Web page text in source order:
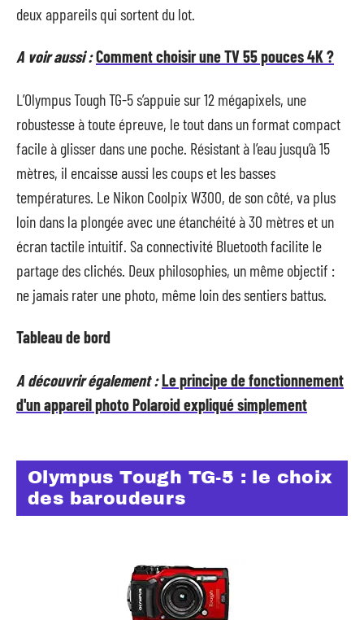
deux appareils qui sortent du lot.
A voir aussi :Comment choisir une TV 55 pouces 4K ?
L’Olympus Tough TG-5 s’appuie sur 12 mégapixels, une
robustesse à toute épreuve, le tout dans un format compact
facile à glisser dans une poche. Résistant à l’eau jusqu’à 15
mètres, il encaisse aussi les coups et les basses
températures. Le Nikon Coolpix W300, de son côté, va plus
loin dans la plongée avec une étanchéité à 30 mètres et un
écran tactile intuitif. Sa connectivité Bluetooth facilite le
partage des clichés. Deux philosophies, un même objectif :
ne jamais rater une photo, même loin des sentiers battus.
Tableau de bord
A découvrir également :Le principe de fonctionnement
d'un appareil photo Polaroid expliqué simplement
Olympus Tough TG-5 : le choix
des baroudeurs